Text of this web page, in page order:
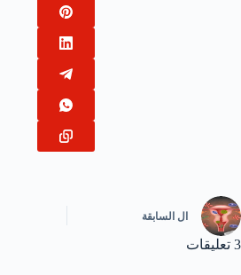
ال السابقة
3 تعليقات